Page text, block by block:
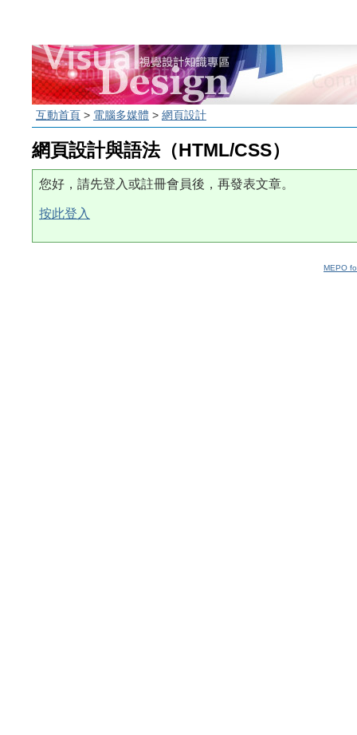
互動首頁 > 電腦多媒體 > 網頁設計
網頁設計與語法（HTML/CSS）
您好，請先登入或註冊會員後，再發表文章。
按此登入
MEPO